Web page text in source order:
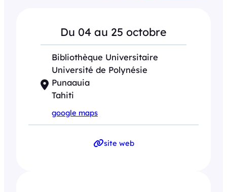
Du 04 au 25 octobre
Bibliothèque Universitaire
Université de Polynésie
Punaauia
Tahiti
google maps
site web